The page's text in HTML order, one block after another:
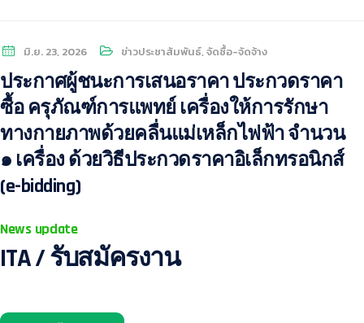
มิ.ย. 23, 2026 ข่าวประชาสัมพันธ์, จัดซื้อ-จัดจ้าง
ประกาศผู้ชนะการเสนอราคา ประกวดราคา
ซื้อ ครุภัณฑ์การแพทย์ เครื่องให้การรักษา
ทางกายภาพด้วยคลื่นแม่เหล็กไฟฟ้า จำนวน
๑ เครื่อง ด้วยวิธีประกวดราคาอิเล็กทรอนิกส์
(e-bidding)
News update
ITA / รับสมัครงาน